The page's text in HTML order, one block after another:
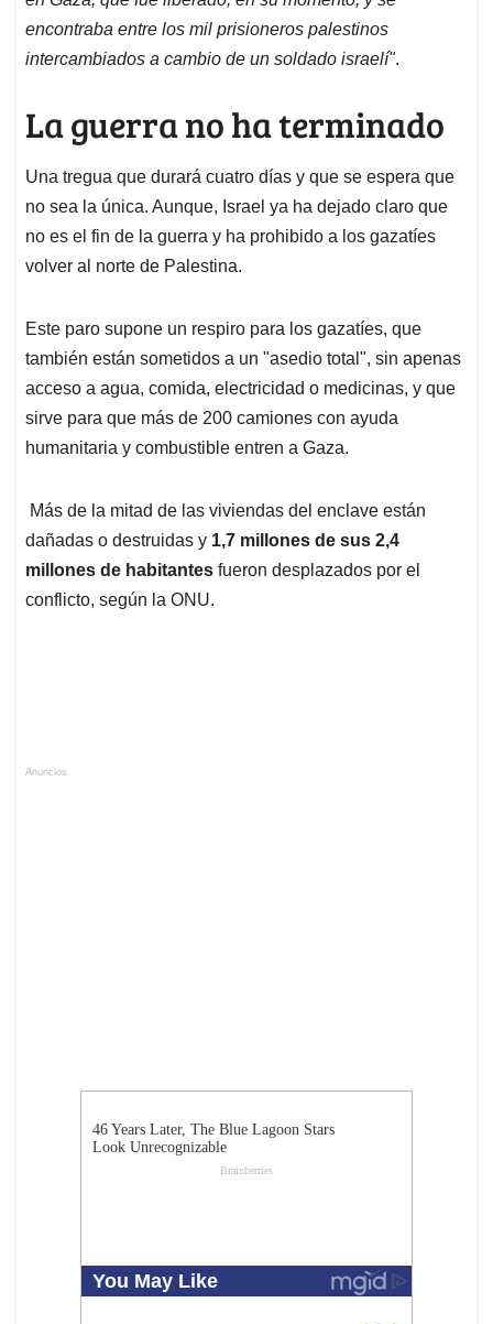
encontraba entre los mil prisioneros palestinos
intercambiados a cambio de un soldado israelí".
La guerra no ha terminado
Una tregua que durará cuatro días y que se espera que
no sea la única. Aunque, Israel ya ha dejado claro que
no es el fin de la guerra y ha prohibido a los gazatíes
volver al norte de Palestina.
Este paro supone un respiro para los gazatíes, que
también están sometidos a un "asedio total", sin apenas
acceso a agua, comida, electricidad o medicinas, y que
sirve para que más de 200 camiones con ayuda
humanitaria y combustible entren a Gaza.
Más de la mitad de las viviendas del enclave están
dañadas o destruidas y 1,7 millones de sus 2,4
millones de habitantes fueron desplazados por el
conflicto, según la ONU.
Anuncios.